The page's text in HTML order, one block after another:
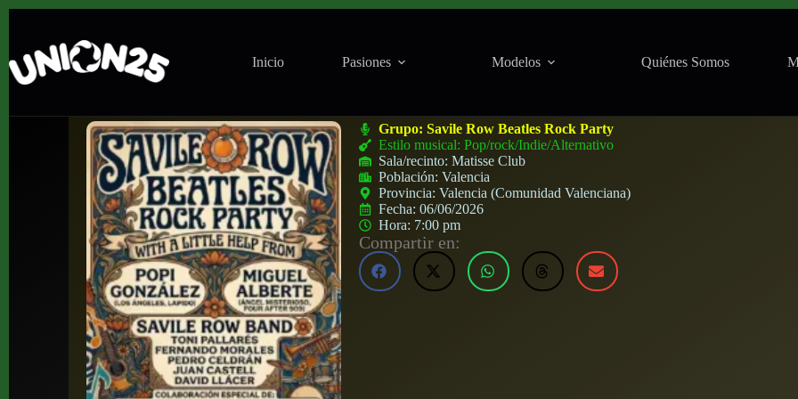
Inicio Pasiones Modelos Quiénes Somos
Grupo:Savile Row Beatles Rock Party
Estilo musical: Pop/rock/Indie/Alternativo
Sala/recinto:Matisse Club
Población:Valencia
Provincia:Valencia (Comunidad Valenciana)
Fecha:06/06/2026
Hora: 7:00 pm
Compartir en: